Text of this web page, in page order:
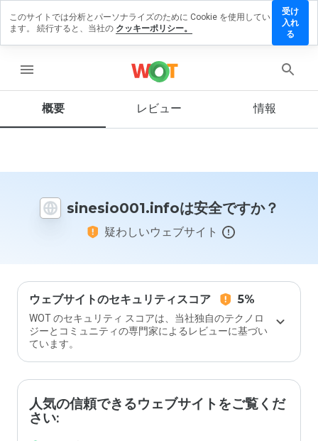
menu
概要 レビュー 情報
sinesio001.infoは安全ですか？
疑わしいウェブサイト
ウェブサイトのセキュリティスコア 5%
WOT のセキュリティ スコアは、当社独自のテクノロ
ジーとコミュニティの専門家によるレビューに基づい
ています。
人気の信頼できるウェブサイトをご覧くだ
さい:
ューを
この
イト
価し
ます
か？
このサイトでは分析とパーソナライズのために Cookie を使用してい
ます。 続行すると、当社の クッキーポリシー。
受け
入れ
る